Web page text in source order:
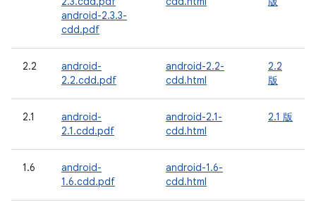
android-2.3.3-
cdd.pdf
2.2
android-
2.2.cdd.pdf
android-2.2-
cdd.html
2.2
版
2.1
android-
2.1.cdd.pdf
android-2.1-
cdd.html
2.1 版
1.6
android-
1.6.cdd.pdf
android-1.6-
cdd.html